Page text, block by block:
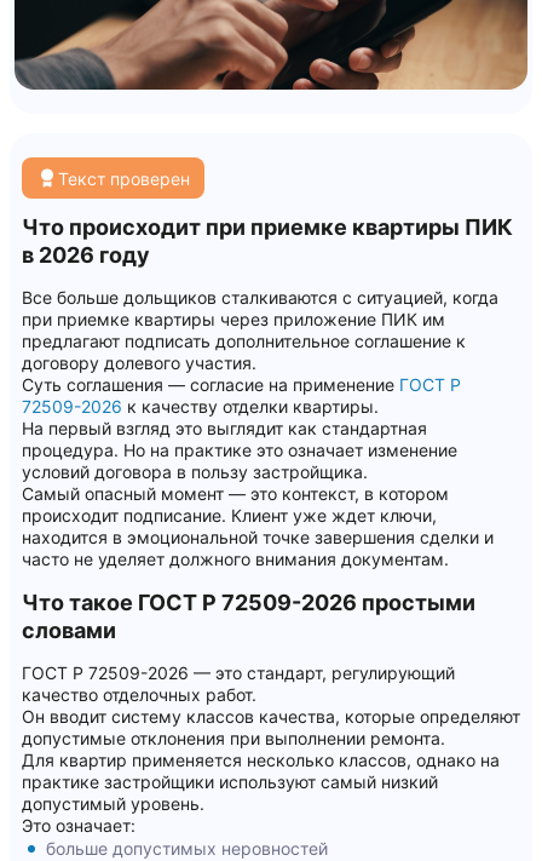
Текст проверен
Что происходит при приемке квартиры ПИК
в 2026 году
Все больше дольщиков сталкиваются с ситуацией, когда
при приемке квартиры через приложение ПИК им
предлагают подписать дополнительное соглашение к
договору долевого участия.
Суть соглашения — согласие на применение ГОСТ Р
72509-2026 к качеству отделки квартиры.
На первый взгляд это выглядит как стандартная
процедура. Но на практике это означает изменение
условий договора в пользу застройщика.
Самый опасный момент — это контекст, в котором
происходит подписание. Клиент уже ждет ключи,
находится в эмоциональной точке завершения сделки и
часто не уделяет должного внимания документам.
Что такое ГОСТ Р 72509-2026 простыми
словами
ГОСТ Р 72509-2026 — это стандарт, регулирующий
качество отделочных работ.
Он вводит систему классов качества, которые определяют
допустимые отклонения при выполнении ремонта.
Для квартир применяется несколько классов, однако на
практике застройщики используют самый низкий
допустимый уровень.
Это означает:
больше допустимых неровностей